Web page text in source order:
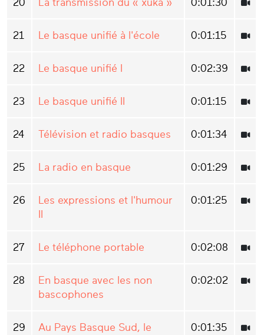
20 La transmission du « xuka » 0:01:30
21 Le basque unifié à l'école 0:01:15
22 Le basque unifié I 0:02:39
23 Le basque unifié II 0:01:15
24 Télévision et radio basques 0:01:34
25 La radio en basque 0:01:29
26
Les expressions et l'humour
0:01:25
27 Le téléphone portable 0:02:08
28
En basque avec les non
bascophones
0:02:02
29
Au Pays Basque Sud, le
0:01:35